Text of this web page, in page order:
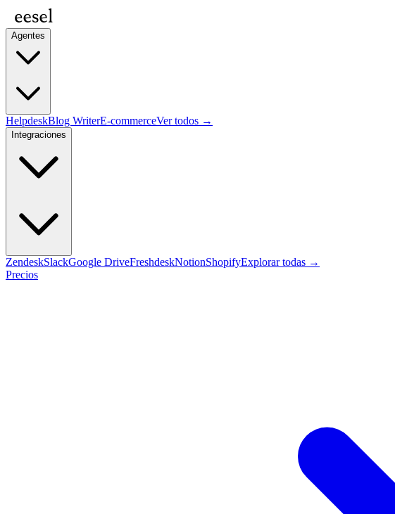
Agentes
HelpdeskBlog WriterE-commerceVer todos →
Integraciones
ZendeskSlackGoogle DriveFreshdeskNotionShopifyExplorar todas →
Precios